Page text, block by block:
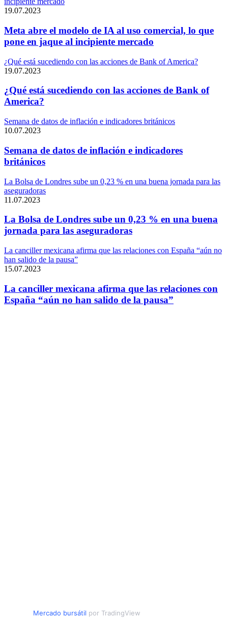
19.07.2023
Meta abre el modelo de IA al uso comercial, lo que
pone en jaque al incipiente mercado
¿Qué está sucediendo con las acciones de Bank of America?
19.07.2023
¿Qué está sucediendo con las acciones de Bank of
America?
Semana de datos de inflación e indicadores británicos
10.07.2023
Semana de datos de inflación e indicadores
británicos
La Bolsa de Londres sube un 0,23 % en una buena jornada para las
aseguradoras
11.07.2023
La Bolsa de Londres sube un 0,23 % en una buena
jornada para las aseguradoras
La canciller mexicana afirma que las relaciones con España “aún no
han salido de la pausa”
15.07.2023
La canciller mexicana afirma que las relaciones con
España “aún no han salido de la pausa”
Mercado bursátil por TradingView